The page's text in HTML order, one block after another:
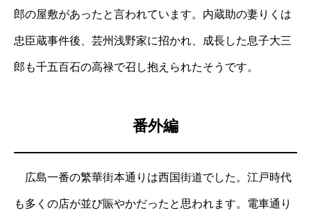
郎の屋敷があったと言われています。内蔵助の妻りくは
忠臣蔵事件後、芸州浅野家に招かれ、成長した息子大三
郎も千五百石の高禄で召し抱えられたそうです。
番外編
広島一番の繁華街本通りは西国街道でした。江戸時代
も多くの店が並び賑やかだったと思われます。電車通り